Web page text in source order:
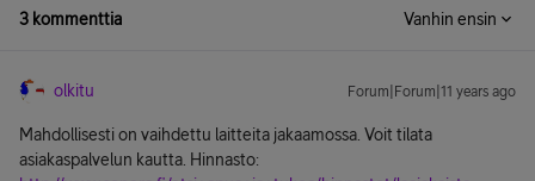
3 kommenttia Vanhin ensin
olkitu Forum|Forum|11 years ago
Mahdollisesti on vaihdettu laitteita jakaamossa. Voit tilata
asiakaspalvelun kautta. Hinnasto: